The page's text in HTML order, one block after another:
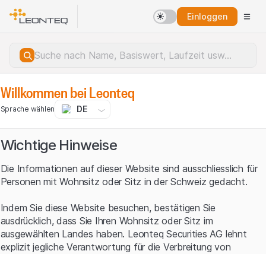
Einloggen
Willkommen bei Leonteq
Sprache wählen DE
Wichtige Hinweise
Die Informationen auf dieser Website sind ausschliesslich für
Personen mit Wohnsitz oder Sitz in der Schweiz gedacht.
Indem Sie diese Website besuchen, bestätigen Sie
ausdrücklich, dass Sie Ihren Wohnsitz oder Sitz im
ausgewählten Landes haben. Leonteq Securities AG lehnt
explizit jegliche Verantwortung für die Verbreitung von